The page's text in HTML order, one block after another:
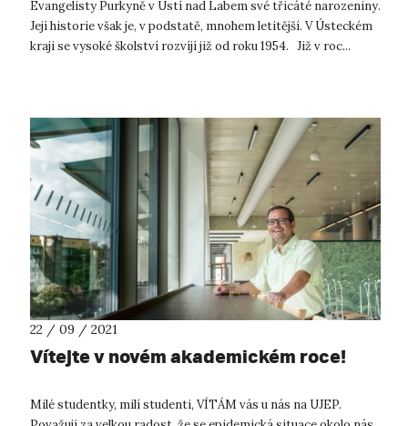
Evangelisty Purkyně v Ústí nad Labem své třicáté narozeniny.
Její historie však je, v podstatě, mnohem letitější. V Ústeckém
kraji se vysoké školství rozvíjí již od roku 1954. Již v roc...
22 / 09 / 2021
Vítejte v novém akademickém roce!
Milé studentky, milí studenti, VÍTÁM vás u nás na UJEP.